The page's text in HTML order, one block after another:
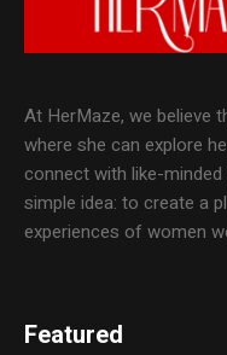
At HerMaze, we believe
where she can explore
connect with like-minded
simple idea: to create a
experiences of women
Featured